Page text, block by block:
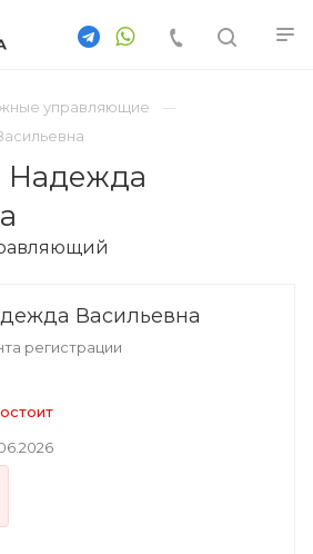
управляющие
Надежда
Васильевна
регистрации